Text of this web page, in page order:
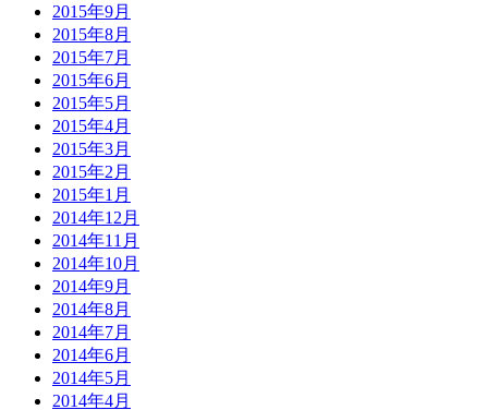
2015年9月
2015年8月
2015年7月
2015年6月
2015年5月
2015年4月
2015年3月
2015年2月
2015年1月
2014年12月
2014年11月
2014年10月
2014年9月
2014年8月
2014年7月
2014年6月
2014年5月
2014年4月